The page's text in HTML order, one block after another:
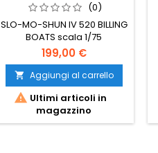
(0)
SLO-MO-SHUN IV 520 BILLING
BOATS scala 1/75
199,00 €
 Aggiungi al carrello
 Ultimi articoli in
magazzino